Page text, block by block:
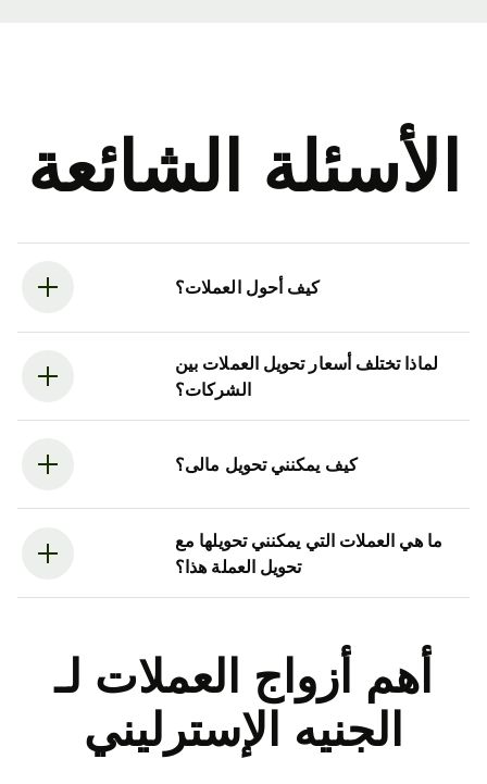
الأسئلة الشائعة
كيف أحول العملات؟
لماذا تختلف أسعار تحويل العملات بين
الشركات؟
كيف يمكنني تحويل مالى؟
ما هي العملات التي يمكنني تحويلها مع
تحويل العملة هذا؟
أهم أزواج العملات لـ
الجنيه الإسترليني